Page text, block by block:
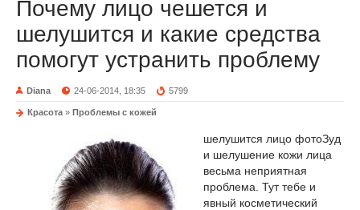
Почему лицо чешется и
шелушится и какие средства
помогут устранить проблему
Diana 24-06-2014, 18:35 5799
Красота » Проблемы с кожей
шелушится лицо фотоЗуд
и шелушение кожи лица
весьма неприятная
проблема. Тут тебе и
явный косметический